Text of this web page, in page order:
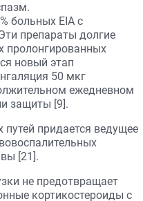
больных EIA с
препараты долгие
пролонгированных
новый этап
50 мкг
ежедневном
защиты [9].
придается ведущее
[21].
не предотвращает
кортикостероиды с